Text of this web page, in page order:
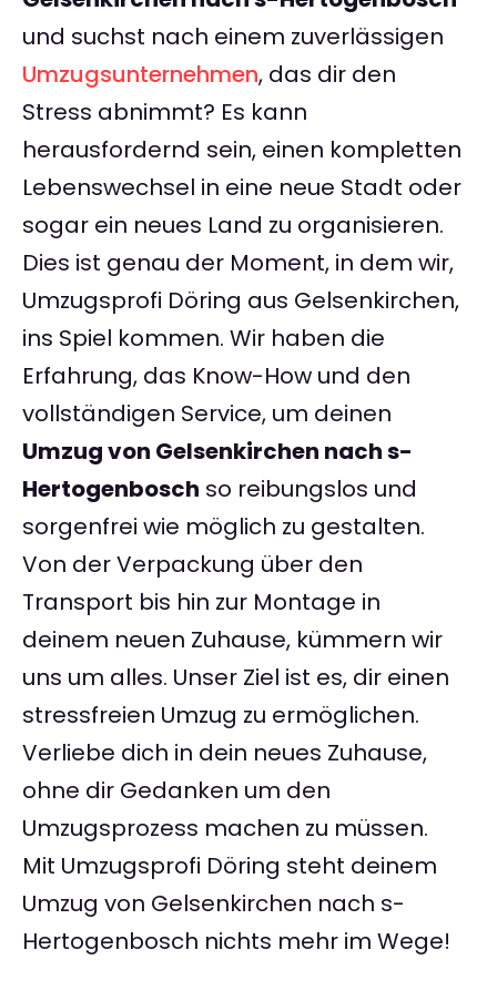
und suchst nach einem zuverlässigen
Umzugsunternehmen, das dir den
Stress abnimmt? Es kann
herausfordernd sein, einen kompletten
Lebenswechsel in eine neue Stadt oder
sogar ein neues Land zu organisieren.
Dies ist genau der Moment, in dem wir,
Umzugsprofi Döring aus Gelsenkirchen,
ins Spiel kommen. Wir haben die
Erfahrung, das Know-How und den
vollständigen Service, um deinen
Umzug von Gelsenkirchen nach s-
Hertogenbosch so reibungslos und
sorgenfrei wie möglich zu gestalten.
Von der Verpackung über den
Transport bis hin zur Montage in
deinem neuen Zuhause, kümmern wir
uns um alles. Unser Ziel ist es, dir einen
stressfreien Umzug zu ermöglichen.
Verliebe dich in dein neues Zuhause,
ohne dir Gedanken um den
Umzugsprozess machen zu müssen.
Mit Umzugsprofi Döring steht deinem
Umzug von Gelsenkirchen nach s-
Hertogenbosch nichts mehr im Wege!